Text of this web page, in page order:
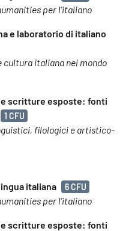
per l'italiano
e laboratorio di italiano
cultura italiana nel mondo
scritture esposte: fonti
1 CFU
filologici e artistico-
italiana 6 CFU
per l'italiano
scritture esposte: fonti